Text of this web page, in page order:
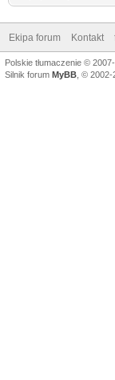
Ekipa forum Kontakt
Polskie tłumaczenie ©
Silnik forum MyBB , ©